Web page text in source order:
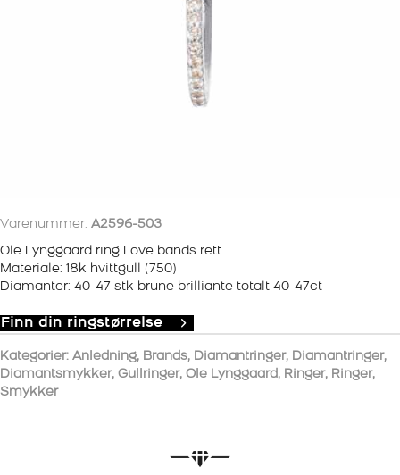
Varenummer: A2596-503
Ole Lynggaard ring Love bands rett
Materiale: 18k hvittgull (750)
Diamanter: 40-47 stk brune brilliante totalt 40-47ct
Finn din ringstørrelse
Kategorier: Anledning, Brands, Diamantringer, Diamantringer,
Diamantsmykker, Gullringer, Ole Lynggaard, Ringer, Ringer,
Smykker